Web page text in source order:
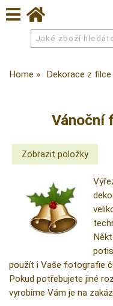
Home Dekorace z filce
Vánoční
použít i Vaše fotografie
Pokud potřebujete jiné
vyrobíme Vám je na